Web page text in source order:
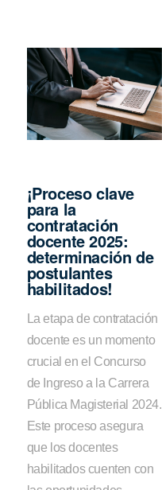
¡Proceso clave
para la
contratación
docente 2025:
determinación de
postulantes
habilitados!
La etapa de contratación
docente es un momento
crucial en el Concurso
de Ingreso a la Carrera
Pública Magisterial 2024.
Este proceso asegura
que los docentes
habilitados cuenten con